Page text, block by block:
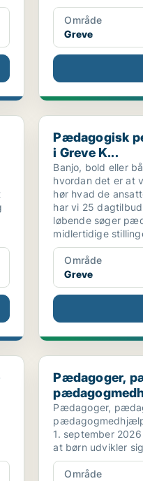
Område
Greve
Pædagogisk
Pædagogisk
i Greve K...
Banjo, bold eller
hvordan det er at
hør hvad de
har vi 25
løbende søger
midlertidige
Område
Greve
Pædagoger,
Pædagoger,
Pædagoger,
1. september
at børn udvikler
Område